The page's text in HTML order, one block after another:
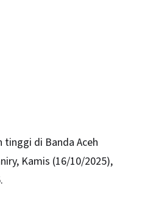
tinggi di Banda Aceh
Kamis (16/10/2025),